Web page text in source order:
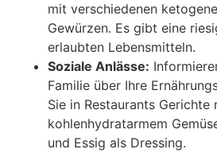
mit verschiedenen
Gewürzen. Es gibt eine
erlaubten Lebensmitteln.
Soziale Anlässe:
Familie über Ihre
Sie in Restaurants Gerichte
kohlenhydratarmem
und Essig als Dressing.